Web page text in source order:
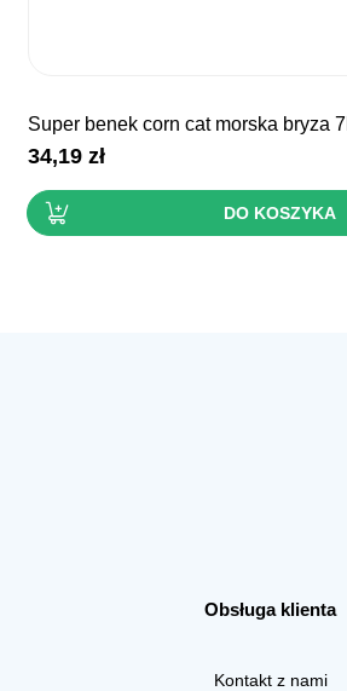
super benek corn cat morska bryza 7l
34,19zł
DO KOSZYKA
Obsługa klienta
Kontakt z nami